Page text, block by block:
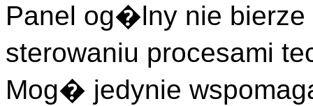
Panel og�lny nie
sterowaniu procesami
Mog� jedynie